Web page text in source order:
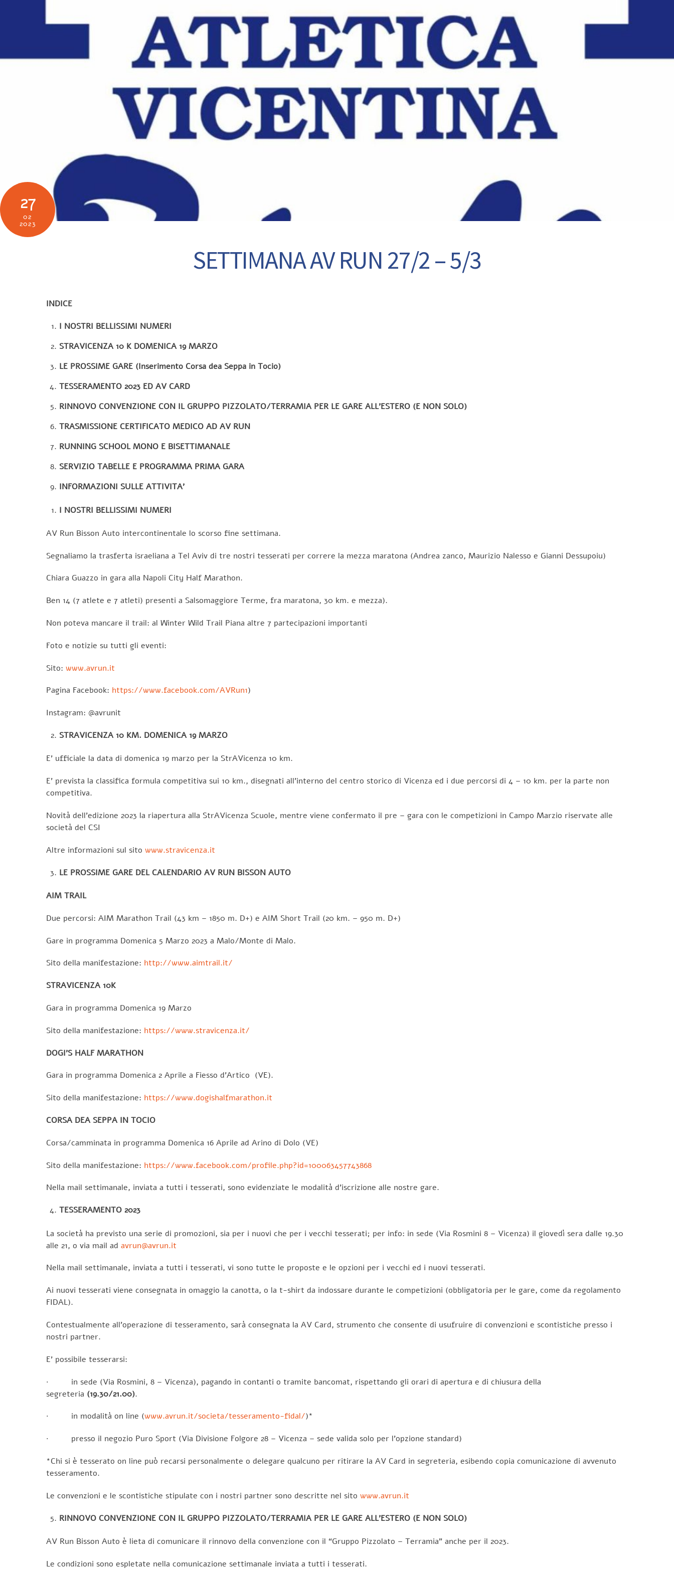
27
02
2023
SETTIMANA AV RUN 27/2 – 5/3
INDICE
I NOSTRI BELLISSIMI NUMERI
STRAVICENZA 10 K DOMENICA 19 MARZO
LE PROSSIME GARE (Inserimento Corsa dea Seppa in Tocio)
TESSERAMENTO 2023 ED AV CARD
RINNOVO CONVENZIONE CON IL GRUPPO PIZZOLATO/TERRAMIA PER LE GARE ALL’ESTERO (E NON SOLO)
TRASMISSIONE CERTIFICATO MEDICO AD AV RUN
RUNNING SCHOOL MONO E BISETTIMANALE
SERVIZIO TABELLE E PROGRAMMA PRIMA GARA
INFORMAZIONI SULLE ATTIVITA’
I NOSTRI BELLISSIMI NUMERI
AV Run Bisson Auto intercontinentale lo scorso fine settimana.
Segnaliamo la trasferta israeliana a Tel Aviv di tre nostri tesserati per correre la mezza maratona (Andrea zanco, Maurizio Nalesso e Gianni Dessupoiu)
Chiara Guazzo in gara alla Napoli City Half Marathon.
Ben 14 (7 atlete e 7 atleti) presenti a Salsomaggiore Terme, fra maratona, 30 km. e mezza).
Non poteva mancare il trail: al Winter Wild Trail Piana altre 7 partecipazioni importanti
Foto e notizie su tutti gli eventi:
Sito: www.avrun.it
Pagina Facebook: https://www.facebook.com/AVRun1)
Instagram: @avrunit
STRAVICENZA 10 KM. DOMENICA 19 MARZO
E’ ufficiale la data di domenica 19 marzo per la StrAVicenza 10 km.
E’ prevista la classifica formula competitiva sui 10 km., disegnati all’interno del centro storico di Vicenza ed i due percorsi di 4 – 10 km. per la parte non
competitiva.
Novità dell’edizione 2023 la riapertura alla StrAVicenza Scuole, mentre viene confermato il pre – gara con le competizioni in Campo Marzio riservate alle
società del CSI
Altre informazioni sul sito www.stravicenza.it
LE PROSSIME GARE DEL CALENDARIO AV RUN BISSON AUTO
AIM TRAIL
Due percorsi: AIM Marathon Trail (43 km – 1850 m. D+) e AIM Short Trail (20 km. – 950 m. D+)
Gare in programma Domenica 5 Marzo 2023 a Malo/Monte di Malo.
Sito della manifestazione: http://www.aimtrail.it/
STRAVICENZA 10K
Gara in programma Domenica 19 Marzo
Sito della manifestazione: https://www.stravicenza.it/
DOGI’S HALF MARATHON
Gara in programma Domenica 2 Aprile a Fiesso d’Artico (VE).
Sito della manifestazione: https://www.dogishalfmarathon.it
CORSA DEA SEPPA IN TOCIO
Corsa/camminata in programma Domenica 16 Aprile ad Arino di Dolo (VE)
Sito della manifestazione: https://www.facebook.com/profile.php?id=100063457743868
Nella mail settimanale, inviata a tutti i tesserati, sono evidenziate le modalità d’iscrizione alle nostre gare.
TESSERAMENTO 2023
La società ha previsto una serie di promozioni, sia per i nuovi che per i vecchi tesserati; per info: in sede (Via Rosmini 8 – Vicenza) il giovedì sera dalle 19.30
alle 21, o via mail ad avrun@avrun.it
Nella mail settimanale, inviata a tutti i tesserati, vi sono tutte le proposte e le opzioni per i vecchi ed i nuovi tesserati.
Ai nuovi tesserati viene consegnata in omaggio la canotta, o la t-shirt da indossare durante le competizioni (obbligatoria per le gare, come da regolamento
FIDAL).
Contestualmente all’operazione di tesseramento, sarà consegnata la AV Card, strumento che consente di usufruire di convenzioni e scontistiche presso i
nostri partner.
E’ possibile tesserarsi:
· in sede (Via Rosmini, 8 – Vicenza), pagando in contanti o tramite bancomat, rispettando gli orari di apertura e di chiusura della
segreteria (19.30/21.00).
· in modalità on line (www.avrun.it/societa/tesseramento-fidal/)*
· presso il negozio Puro Sport (Via Divisione Folgore 28 – Vicenza – sede valida solo per l’opzione standard)
*Chi si è tesserato on line può recarsi personalmente o delegare qualcuno per ritirare la AV Card in segreteria, esibendo copia comunicazione di avvenuto
tesseramento.
Le convenzioni e le scontistiche stipulate con i nostri partner sono descritte nel sito www.avrun.it
RINNOVO CONVENZIONE CON IL GRUPPO PIZZOLATO/TERRAMIA PER LE GARE ALL’ESTERO (E NON SOLO)
AV Run Bisson Auto è lieta di comunicare il rinnovo della convenzione con il “Gruppo Pizzolato – Terramia” anche per il 2023.
Le condizioni sono espletate nella comunicazione settimanale inviata a tutti i tesserati.